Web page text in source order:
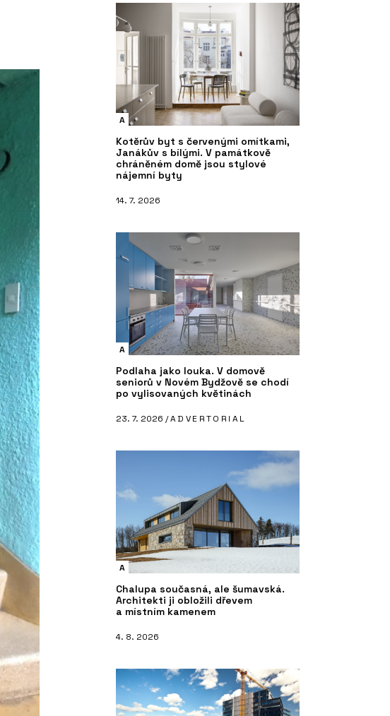
A
Kotěrův byt s červenými omítkami,
Janákův s bílými. V památkově
chráněném domě jsou stylové
nájemní byty
14. 7. 2026
A
Podlaha jako louka. V domově
seniorů v Novém Bydžově se chodí
po vylisovaných květinách
23. 7. 2026 /ADVERTORIAL
A
Chalupa současná, ale šumavská.
Architekti ji obložili dřevem
a místním kamenem
4. 8. 2026